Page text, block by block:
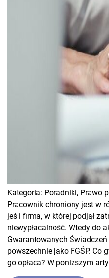
Kategoria: Poradniki, Prawo
Pracownik chroniony jest w
jeśli firma, w której podjął
niewypłacalność. Wtedy do
Gwarantowanych
powszechnie jako FGŚP. Co
go opłaca? W poniższym